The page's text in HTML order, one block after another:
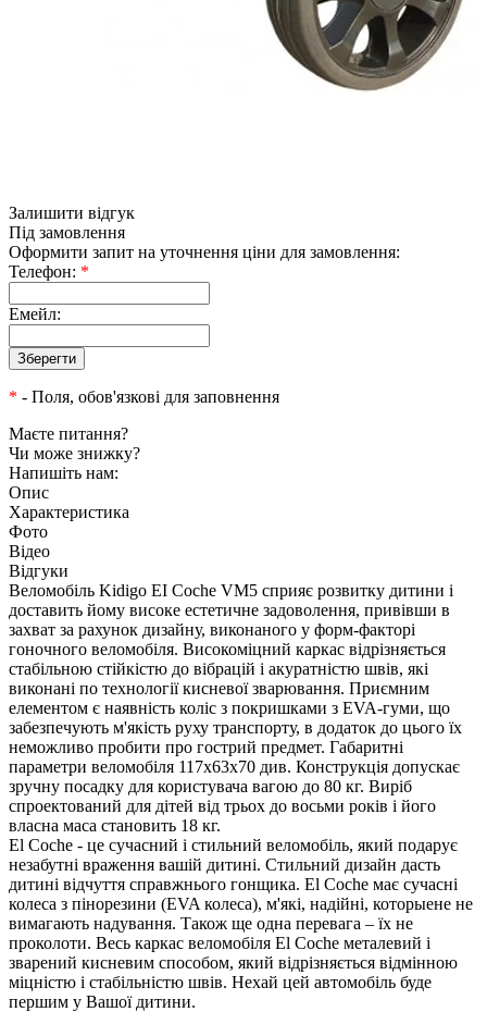
Залишити відгук
Під замовлення
Оформити запит на уточнення ціни для замовлення:
Телефон: *
Емейл:
* - Поля, обов'язкові для заповнення
Маєте питання?
Чи може знижку?
Напишіть нам:
Опис
Характеристика
Фото
Відео
Відгуки
Веломобіль Kidigo EI Coche VM5 сприяє розвитку дитини і
доставить йому високе естетичне задоволення, привівши в
захват за рахунок дизайну, виконаного у форм-факторі
гоночного веломобіля. Високоміцний каркас відрізняється
стабільною стійкістю до вібрацій і акуратністю швів, які
виконані по технології кисневої зварювання. Приємним
елементом є наявність коліс з покришками з EVA-гуми, що
забезпечують м'якість руху транспорту, в додаток до цього їх
неможливо пробити про гострий предмет. Габаритні
параметри веломобіля 117х63х70 див. Конструкція допускає
зручну посадку для користувача вагою до 80 кг. Виріб
спроектований для дітей від трьох до восьми років і його
власна маса становить 18 кг.
El Coche - це сучасний і стильний веломобіль, який подарує
незабутні враження вашій дитині. Стильний дизайн дасть
дитині відчуття справжнього гонщика. El Coche має сучасні
колеса з пінорезини (EVA колеса), м'які, надійні, которыене не
вимагають надування. Також ще одна перевага – їх не
проколоти. Весь каркас веломобіля El Coche металевий і
зварений кисневим способом, який відрізняється відмінною
міцністю і стабільністю швів. Нехай цей автомобіль буде
першим у Вашої дитини.